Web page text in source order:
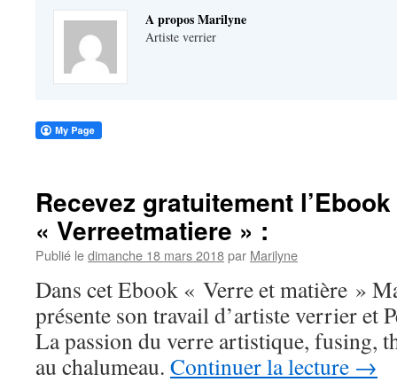
A propos Marilyne
Artiste verrier
Recevez gratuitement l’Ebook
« Verreetmatiere » :
Publié ledimanche 18 mars 2018par Marilyne
Dans cet Ebook « Verre et matière »
présente son travail d’artiste verrier et
La passion du verre artistique, fusing,
au chalumeau. Continuer la lecture →